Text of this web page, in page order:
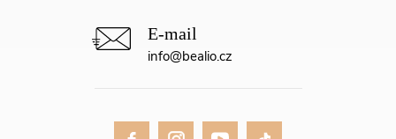
info@bealio.cz